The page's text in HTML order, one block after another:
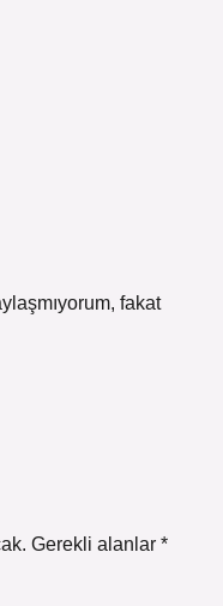
fakat
Gerekli alanlar *